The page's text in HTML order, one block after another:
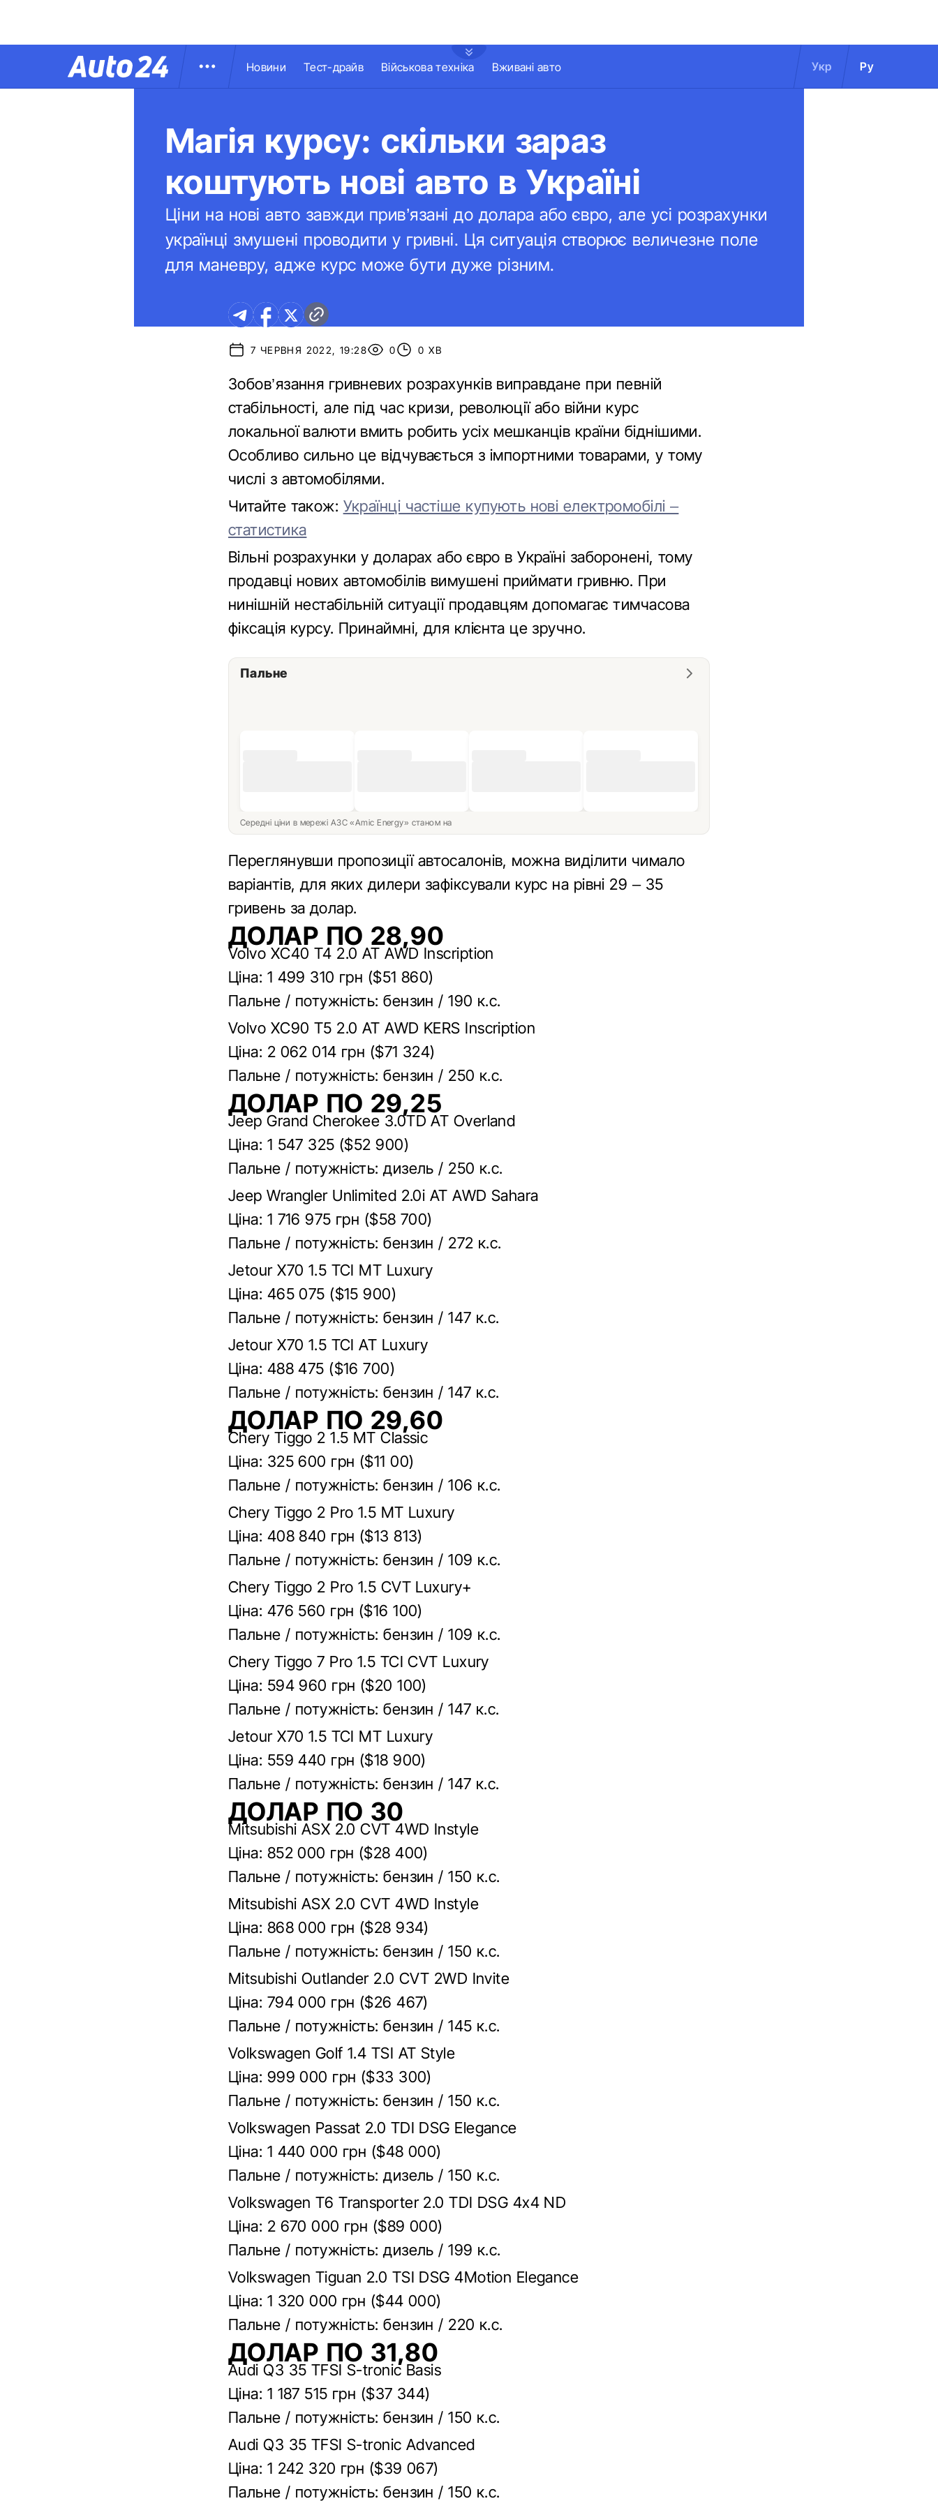
Новини Тест-драйв Військова техніка Вживані авто Укр Ру
Магія курсу: скільки зараз
коштують нові авто в Україні
Ціни на нові авто завжди прив’язані до долара або євро, але усі розрахунки
українці змушені проводити у гривні. Ця ситуація створює величезне поле
для маневру, адже курс може бути дуже різним.
7 ЧЕРВНЯ 2022, 19:28 0 0 ХВ
Зобов’язання гривневих розрахунків виправдане при певній
стабільності, але під час кризи, революції або війни курс
локальної валюти вмить робить усіх мешканців країни біднішими.
Особливо сильно це відчувається з імпортними товарами, у тому
числі з автомобілями.
Читайте також: Українці частіше купують нові електромобілі –
статистика
Вільні розрахунки у доларах або євро в Україні заборонені, тому
продавці нових автомобілів вимушені приймати гривню. При
нинішній нестабільній ситуації продавцям допомагає тимчасова
фіксація курсу. Принаймні, для клієнта це зручно.
Пальне
Середні ціни в мережі АЗС «Amic Energy» станом на
Переглянувши пропозиції автосалонів, можна виділити чимало
варіантів, для яких дилери зафіксували курс на рівні 29 – 35
гривень за долар.
ДОЛАР ПО 28,90
Volvo XC40 T4 2.0 AT AWD Inscription
Ціна: 1 499 310 грн ($51 860)
Пальне / потужність: бензин / 190 к.с.
Volvo XC90 T5 2.0 AT AWD KERS Inscription
Ціна: 2 062 014 грн ($71 324)
Пальне / потужність: бензин / 250 к.с.
ДОЛАР ПО 29,25
Jeep Grand Cherokee 3.0TD АТ Overland
Ціна: 1 547 325 ($52 900)
Пальне / потужність: дизель / 250 к.с.
Jeep Wrangler Unlimited 2.0i AT AWD Sahara
Ціна: 1 716 975 грн ($58 700)
Пальне / потужність: бензин / 272 к.с.
Jetour X70 1.5 TCI MT Luxury
Ціна: 465 075 ($15 900)
Пальне / потужність: бензин / 147 к.с.
Jetour X70 1.5 TCI AT Luxury
Ціна: 488 475 ($16 700)
Пальне / потужність: бензин / 147 к.с.
ДОЛАР ПО 29,60
Chery Tiggo 2 1.5 MT Classic
Ціна: 325 600 грн ($11 00)
Пальне / потужність: бензин / 106 к.с.
Chery Tiggo 2 Pro 1.5 MT Luxury
Ціна: 408 840 грн ($13 813)
Пальне / потужність: бензин / 109 к.с.
Chery Tiggo 2 Pro 1.5 CVT Luxury+
Ціна: 476 560 грн ($16 100)
Пальне / потужність: бензин / 109 к.с.
Chery Tiggo 7 Pro 1.5 TCI CVT Luxury
Ціна: 594 960 грн ($20 100)
Пальне / потужність: бензин / 147 к.с.
Jetour X70 1.5 TCI MT Luxury
Ціна: 559 440 грн ($18 900)
Пальне / потужність: бензин / 147 к.с.
ДОЛАР ПО 30
Mitsubishi ASX 2.0 CVT 4WD Instyle
Ціна: 852 000 грн ($28 400)
Пальне / потужність: бензин / 150 к.с.
Mitsubishi ASX 2.0 CVT 4WD Instyle
Ціна: 868 000 грн ($28 934)
Пальне / потужність: бензин / 150 к.с.
Mitsubishi Outlander 2.0 CVT 2WD Invite
Ціна: 794 000 грн ($26 467)
Пальне / потужність: бензин / 145 к.с.
Volkswagen Golf 1.4 TSI AT Style
Ціна: 999 000 грн ($33 300)
Пальне / потужність: бензин / 150 к.с.
Volkswagen Passat 2.0 TDI DSG Elegance
Ціна: 1 440 000 грн ($48 000)
Пальне / потужність: дизель / 150 к.с.
Volkswagen T6 Transporter 2.0 TDI DSG 4x4 ND
Ціна: 2 670 000 грн ($89 000)
Пальне / потужність: дизель / 199 к.с.
Volkswagen Tiguan 2.0 TSI DSG 4Motion Elegance
Ціна: 1 320 000 грн ($44 000)
Пальне / потужність: бензин / 220 к.с.
ДОЛАР ПО 31,80
Audi Q3 35 TFSI S-tronic Basis
Ціна: 1 187 515 грн ($37 344)
Пальне / потужність: бензин / 150 к.с.
Audi Q3 35 TFSI S-tronic Advanced
Ціна: 1 242 320 грн ($39 067)
Пальне / потужність: бензин / 150 к.с.